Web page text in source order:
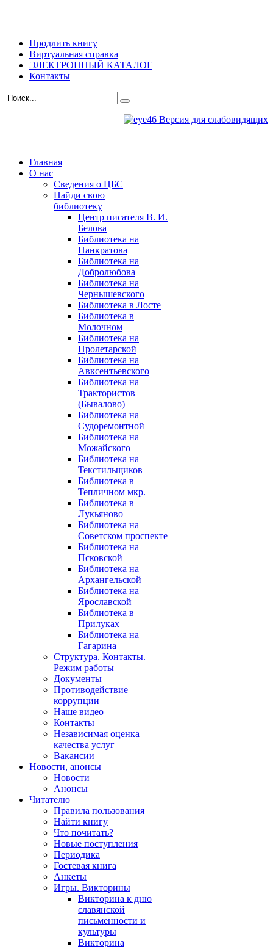
Продлить книгу
Виртуальная справка
ЭЛЕКТРОННЫЙ КАТАЛОГ
Контакты
Версия для слабовидящих
Главная
О нас
Сведения о ЦБС
Найди свою
библиотеку
Центр писателя В. И.
Белова
Библиотека на
Панкратова
Библиотека на
Добролюбова
Библиотека на
Чернышевского
Библиотека в Лосте
Библиотека в
Молочном
Библиотека на
Пролетарской
Библиотека на
Авксентьевского
Библиотека на
Трактористов
(Бывалово)
Библиотека на
Судоремонтной
Библиотека на
Можайского
Библиотека на
Текстильщиков
Библиотека в
Тепличном мкр.
Библиотека в
Лукьяново
Библиотека на
Советском проспекте
Библиотека на
Псковской
Библиотека на
Архангельской
Библиотека на
Ярославской
Библиотека в
Прилуках
Библиотека на
Гагарина
Структура. Контакты.
Режим работы
Документы
Противодействие
коррупции
Наше видео
Контакты
Независимая оценка
качества услуг
Вакансии
Новости, анонсы
Новости
Анонсы
Читателю
Правила пользования
Найти книгу
Что почитать?
Новые поступления
Периодика
Гостевая книга
Анкеты
Игры. Викторины
Викторина к дню
славянской
письменности и
культуры
Викторина